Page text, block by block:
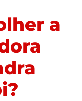
a